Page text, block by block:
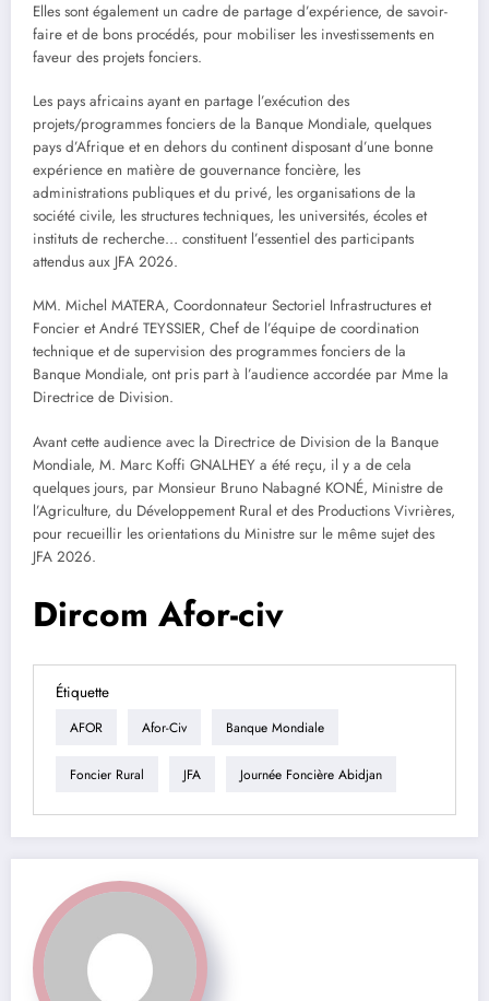
Elles sont également un cadre de partage d’expérience, de savoir-
faire et de bons procédés, pour mobiliser les investissements en
faveur des projets fonciers.
Les pays africains ayant en partage l’exécution des
projets/programmes fonciers de la Banque Mondiale, quelques
pays d’Afrique et en dehors du continent disposant d’une bonne
expérience en matière de gouvernance foncière, les
administrations publiques et du privé, les organisations de la
société civile, les structures techniques, les universités, écoles et
instituts de recherche… constituent l’essentiel des participants
attendus aux JFA 2026.
MM. Michel MATERA, Coordonnateur Sectoriel Infrastructures et
Foncier et André TEYSSIER, Chef de l’équipe de coordination
technique et de supervision des programmes fonciers de la
Banque Mondiale, ont pris part à l’audience accordée par Mme la
Directrice de Division.
Avant cette audience avec la Directrice de Division de la Banque
Mondiale, M. Marc Koffi GNALHEY a été reçu, il y a de cela
quelques jours, par Monsieur Bruno Nabagné KONÉ, Ministre de
l’Agriculture, du Développement Rural et des Productions Vivrières,
pour recueillir les orientations du Ministre sur le même sujet des
JFA 2026.
Dircom Afor-civ
Étiquette
AFOR Afor-Civ Banque Mondiale
Foncier Rural JFA Journée Foncière Abidjan